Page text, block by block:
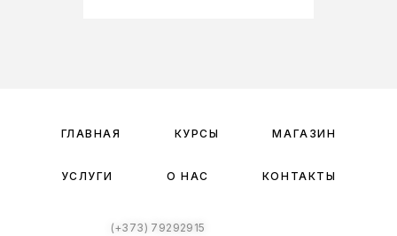
ГЛАВНАЯ КУРСЫ МАГАЗИН
УСЛУГИ О НАС КОНТАКТЫ
(+373) 79292915